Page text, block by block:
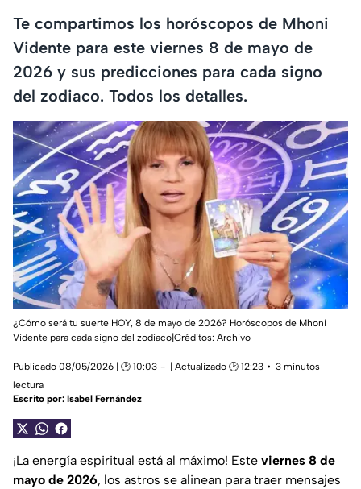
Te compartimos los horóscopos de Mhoni
Vidente para este viernes 8 de mayo de
2026 y sus predicciones para cada signo
del zodiaco. Todos los detalles.
¿Cómo será tu suerte HOY, 8 de mayo de 2026? Horóscopos de Mhoni
Vidente para cada signo del zodiaco|Créditos: Archivo
Publicado 08/05/2026 | 🕑 10:03 | Actualizado 🕑 12:23
3 minutos
lectura
Escrito por: Isabel Fernández
¡La energía espiritual está al máximo! Este viernes 8 de
mayo de 2026, los astros se alinean para traer mensajes